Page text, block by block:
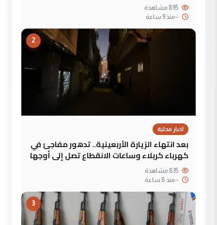
--منذ 9 ساعة
2
اخبار محلية
بعد انتهاء الزيارة الأربعينية.. تدهور مفاجئ في
كهرباء كربلاء وساعات الانقطاع تصل إلى أوجها
--منذ 8 ساعة
3